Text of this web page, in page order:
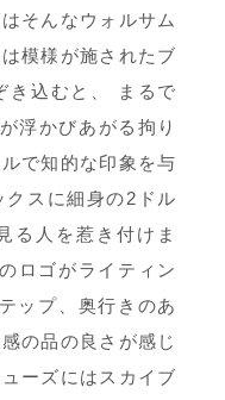
そんなウォルサム
模様が施されたブ
き込むと、 まるで
浮かびあがる拘り
で知的な印象を与
スに細身の2ドル
る人を惹き付けま
ロゴがライティン
ップ、奥行きのあ
の品の良さが感じ
ーズにはスカイブ